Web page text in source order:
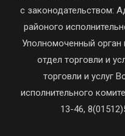
с законодательством:
районого
Уполномоченный орган
отдел торговли и
торговли и услуг
исполнительного
13-46,